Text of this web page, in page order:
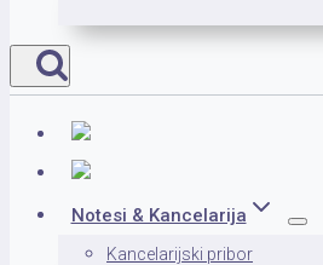
Notesi & Kancelarija
Kancelarijski pribor